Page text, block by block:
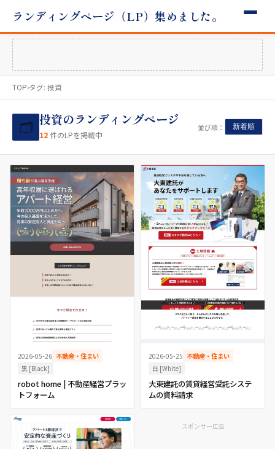
ランディングページ（LP）集めました。
TOP›タグ: 投資
🗂 投資のランディングページ
12件のLPを掲載中
並び順： 新着順
2026-05-26 不動産・住まい
黒 [Black]
robot home | 不動産経営プラッ
トフォーム
2026-05-25 不動産・住まい
白 [White]
大東建託の賃貸経営受託システ
ムの資料請求
スポンサー広告